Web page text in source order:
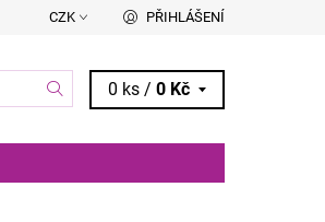
CZK PŘIHLÁŠENÍ
0 ks /0 Kč